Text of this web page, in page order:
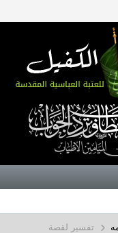
تفسير لقصة